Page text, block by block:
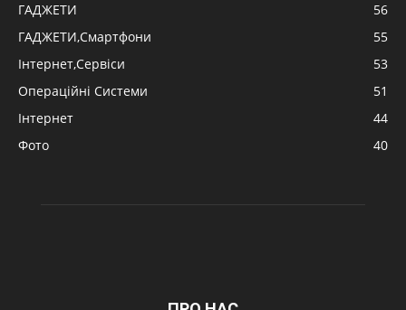
ГАДЖЕТИ
56
ГАДЖЕТИ,Смартфони
55
Інтернет,Сервіси
53
Операційні Системи
51
Інтернет
44
Фото
40